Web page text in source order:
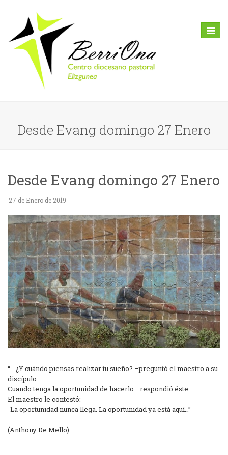
Toggle
Desde Evang domingo 27 Enero
Desde Evang domingo 27 Enero
27 de Enero de 2019
“… ¿Y cuándo piensas realizar tu sueño? –preguntó el maestro a su
discípulo.
Cuando tenga la oportunidad de hacerlo –respondió éste.
El maestro le contestó:
-La oportunidad nunca llega. La oportunidad ya está aquí…”
(Anthony De Mello)